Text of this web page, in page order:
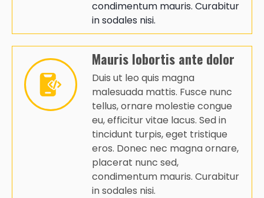
condimentum mauris. Curabitur
in sodales nisi.
Mauris lobortis ante dolor
Duis ut leo quis magna
malesuada mattis. Fusce nunc
tellus, ornare molestie congue
eu, efficitur vitae lacus. Sed in
tincidunt turpis, eget tristique
eros. Donec nec magna ornare,
placerat nunc sed,
condimentum mauris. Curabitur
in sodales nisi.